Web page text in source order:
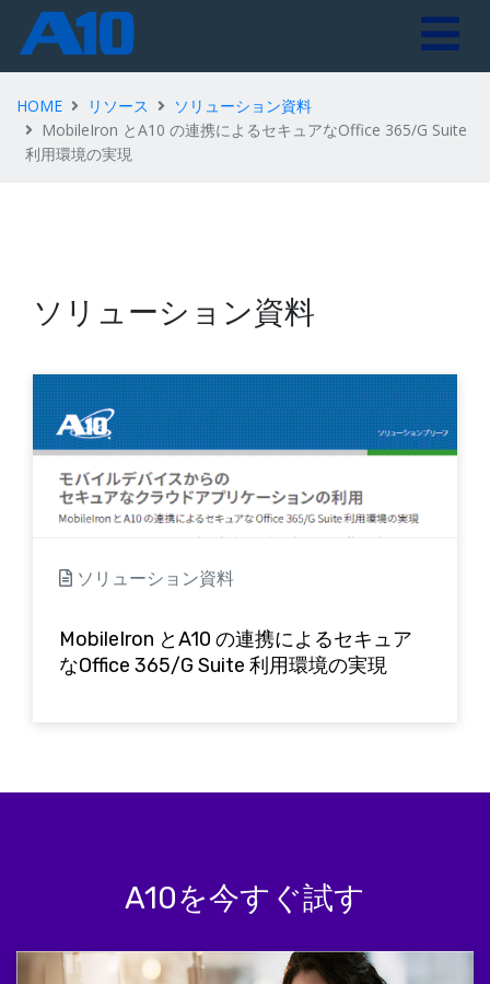
HOME リソース
ソリューション資料
MobileIron とA10 の連携によるセキュアなOffice 365/G Suite
利用環境の実現
ソリューション資料
ソリューション資料
MobileIron とA10 の連携によるセキュア
なOffice 365/G Suite 利用環境の実現
A10を今すぐ試す